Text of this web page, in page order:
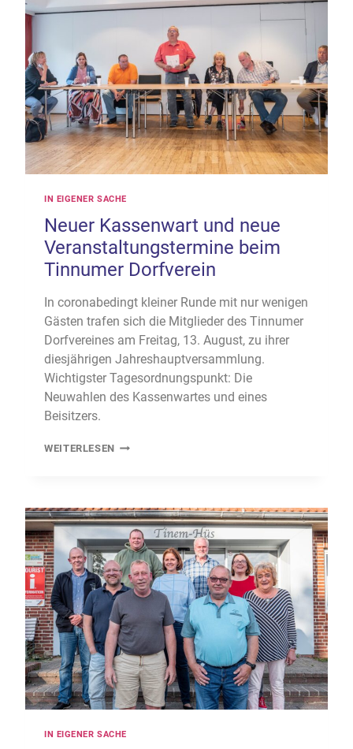
IN EIGENER SACHE
Neuer Kassenwart und neue
Veranstaltungstermine beim
Tinnumer Dorfverein
In coronabedingt kleiner Runde mit nur wenigen
Gästen trafen sich die Mitglieder des Tinnumer
Dorfvereines am Freitag, 13. August, zu ihrer
diesjährigen Jahreshauptversammlung.
Wichtigster Tagesordnungspunkt: Die
Neuwahlen des Kassenwartes und eines
Beisitzers.
WEITERLESEN NEUER
VERANSTALTUNGSTERMINE
BEIM
TINNUMER
DORFVEREIN
IN EIGENER SACHE